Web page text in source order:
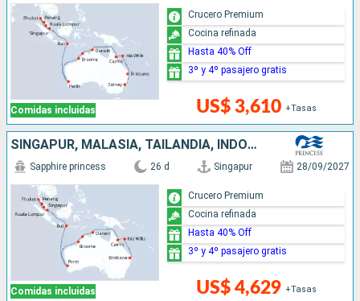
Comidas incluidas US$ 3,610 +Tasas
Crucero Premium
Cocina refinada
Hasta 40% Off
3º y 4º pasajero gratis
SINGAPUR, MALASIA, TAILANDIA, INDONESIA, AUSTRALIA, REINO UNIDO
Comidas incluidas
Sapphire princess 26 d Singapur 28/09/2027
US$ 4,629 +Tasas
Crucero Premium
Cocina refinada
Hasta 40% Off
3º y 4º pasajero gratis